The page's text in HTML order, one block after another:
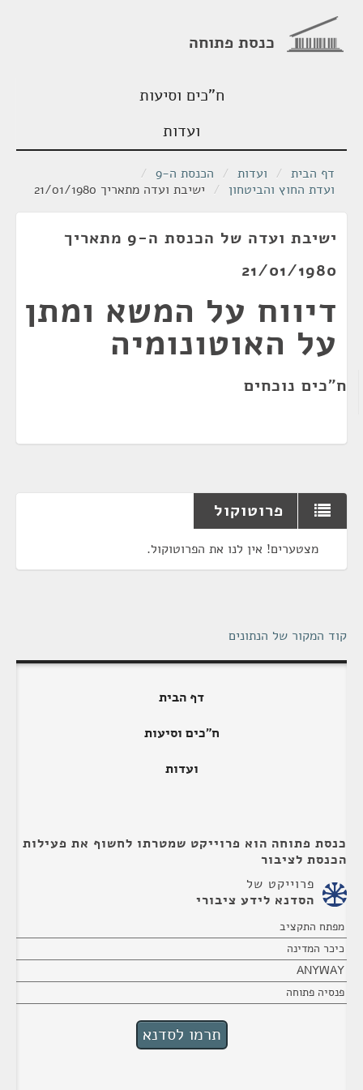
כנסת פתוחה
ח"כים וסיעות
ועדות
דף הבית / ועדות / הכנסת ה-9
/
ועדת החוץ והביטחון / ישיבת ועדה מתאריך 21/01/1980
ישיבת ועדה של הכנסת ה-9 מתאריך
21/01/1980
דיווח על המשא ומתן
על האוטונומיה
ח"כים נוכחים
פרוטוקול
מצטערים! אין לנו את הפרוטוקול.
קוד המקור של הנתונים
דף הבית
ח"כים וסיעות
ועדות
כנסת פתוחה הוא פרוייקט שמטרתו לחשוף את פעילות
הכנסת לציבור
פרוייקט של
הסדנא לידע ציבורי
מפתח התקציב
כיכר המדינה
ANYWAY
פנסיה פתוחה